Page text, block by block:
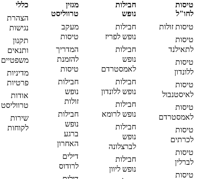
טיסות
לחו"ל
טיסות זולות
טיסות
לתאילנד
טיסות
ללונדון
טיסות
לאיסטנבול
טיסות
לאמסטרדם
טיסות
לכרתים
טיסות
לברלין
טיסות
חבילות
נופש
חבילות
נופש לפריז
חבילות
נופש
לאמסטרדם
חבילות
נופש ללונדון
חבילות
נופש לרומא
חבילות
נופש
לברצלונה
חבילות
נופש ליוון
מגזין
טרווליסט
מעקב
טיסות
המדריך
להזמנת
טיסות
חבילות
נופש
זולות
חבילות
נופש
ברגע
האחרון
דילים
לרודוס
כללי
הצהרת
נגישות
תקנון
ותנאים
משפטיים
מדיניות
פרטיות
אודות
טרווליסט
שירות
לקוחות